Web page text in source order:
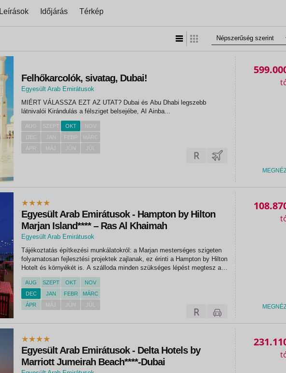
Leírások Időjárás Térkép
«
Felhőkarcolók, sivatag, Dubai!
Egyesült Arab Emirátusok
Dubai
MIÉRT VÁLASSZA EZT AZ UTAT? Dubai és Abu Dhabi legszebb
látnivalói Kirándulás a félsziget belsejébe, Al Ainba...
AUG SZEPT OKT
NOV
DEC
JAN FEBR
MÁRC
ÁPR
MÁJ JÚN JÚL
Egyesült Arab Emirátusok - Hampton by Hilton
Marjan Island**** – Ras Al Khaimah
Egyesült Arab Emirátusok
Tájékoztatás építkezési munkálatokról: a Marjan mesterséges szigeten
folyamatosan fejlesztési projektek zajlanak, ez érinti a Hampton by Hilton
Hotelt és környékét is. A szálloda minden szükséges lépést megtesz az
ilyen munkákból eredő kellemetlenségek minimalizálása...
AUG SZEPT OKT
NOV
DEC
JAN FEBR
MÁRC
ÁPR
MÁJ JÚN JÚL
Egyesült Arab Emirátusok - Delta Hotels by
Marriott Jumeirah Beach****-Dubai